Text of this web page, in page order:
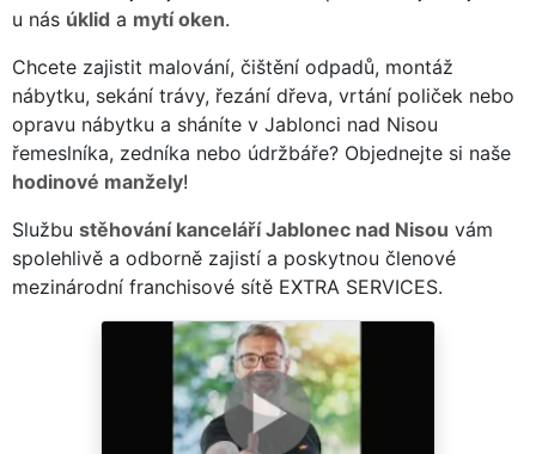
u nás úklid a mytí oken.
Chcete zajistit malování, čištění odpadů, montáž
nábytku, sekání trávy, řezání dřeva, vrtání poliček nebo
opravu nábytku a sháníte v Jablonci nad Nisou
řemeslníka, zedníka nebo údržbáře? Objednejte si naše
hodinové manžely!
Službu stěhování kanceláří Jablonec nad Nisou vám
spolehlivě a odborně zajistí a poskytnou členové
mezinárodní franchisové sítě EXTRA SERVICES.